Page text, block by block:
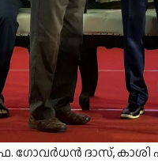
ഗോവർധൻ ദാസ്,